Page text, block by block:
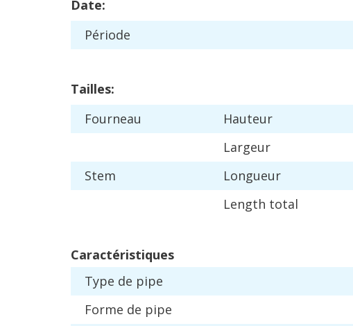
Date:
Période
Tailles:
Fourneau
Hauteur
Largeur
Stem
Longueur
Length total
Caractéristiques
Type de pipe
Forme de pipe